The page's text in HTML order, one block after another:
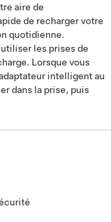
aire de
de recharger votre
quotidienne.
les prises de
Lorsque vous
intelligent au
dans la prise, puis